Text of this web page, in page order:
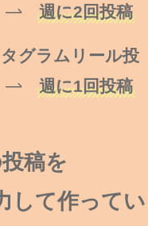
週に2回投稿
グラムリール投
週に1回投稿
稿を
して作ってい